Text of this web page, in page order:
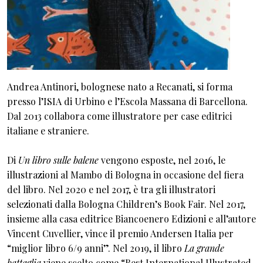
Andrea Antinori, bolognese nato a Recanati, si forma
presso l’ISIA di Urbino e l’Escola Massana di Barcellona.
Dal 2013 collabora come illustratore per case editrici
italiane e straniere.
Di Un libro sulle balenevengono esposte, nel 2016, le
illustrazioni al Mambo di Bologna in occasione del fiera
del libro. Nel 2020 e nel 2017, è tra gli illustratori
selezionati dalla Bologna Children’s Book Fair. Nel 2017,
insieme alla casa editrice Biancoenero Edizioni e all’autore
Vincent Cuvellier, vince il premio Andersen Italia per
“miglior libro 6/9 anni”. Nel 2019, il libro La grande